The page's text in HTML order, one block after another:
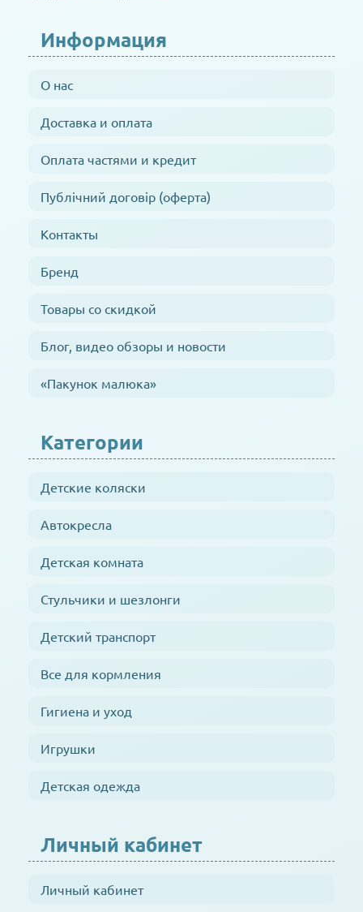
Информация
О нас
Доставка и оплата
Оплата частями и кредит
Публічний договір (оферта)
Контакты
Бренд
Товары со скидкой
Блог, видео обзоры и новости
«Пакунок малюка»
Категории
Детские коляски
Автокресла
Детская комната
Стульчики и шезлонги
Детский транспорт
Все для кормления
Гигиена и уход
Игрушки
Детская одежда
Личный кабинет
Личный кабинет